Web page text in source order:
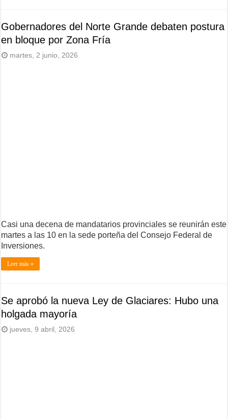
Gobernadores del Norte Grande debaten postura
en bloque por Zona Fría
martes, 2 junio, 2026
Casi una decena de mandatarios provinciales se reunirán este
martes a las 10 en la sede porteña del Consejo Federal de
Inversiones.
Leer más »
Se aprobó la nueva Ley de Glaciares: Hubo una
holgada mayoría
jueves, 9 abril, 2026